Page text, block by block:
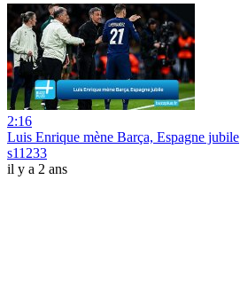
2:16
Luis Enrique mène Barça, Espagne jubile
s11233
il y a 2 ans